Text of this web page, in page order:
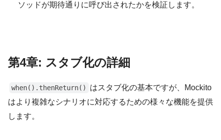
ソッドが期待通りに呼び出されたかを検証します。
第4章: スタブ化の詳細
when().thenReturn()
はスタブ化の基本ですが、Mockito
はより複雑なシナリオに対応するための様々な機能を提供
します。